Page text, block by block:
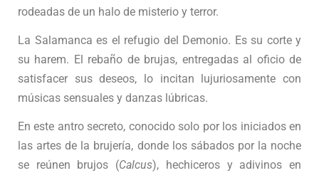
rodeadas de un halo de misterio y terror.
La Salamanca es el refugio del Demonio. Es su corte y
su harem. El rebaño de brujas, entregadas al oficio de
satisfacer sus deseos, lo incitan lujuriosamente con
músicas sensuales y danzas lúbricas.
En este antro secreto, conocido solo por los iniciados en
las artes de la brujería, donde los sábados por la noche
se reúnen brujos (Calcus), hechiceros y adivinos en